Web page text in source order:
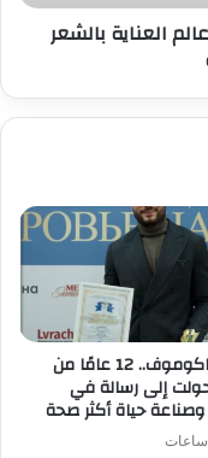
العناية بالشعر
أوليغ أباكوموف.. 12 عامًا من
إلى رسالة في
وصناعة حياة أكثر صحة